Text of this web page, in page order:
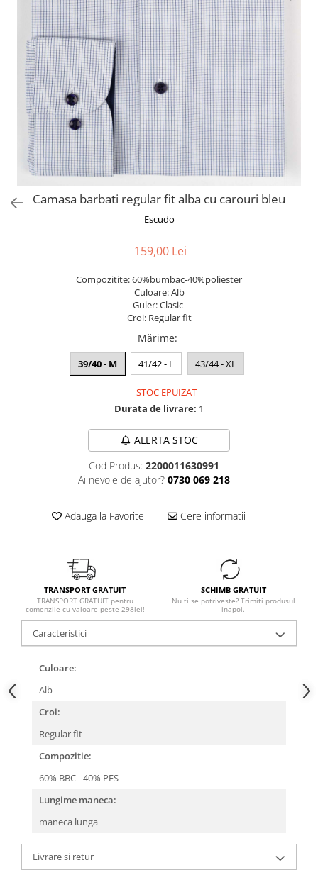
Camasa barbati regular fit alba cu carouri bleu
Escudo
159,00 Lei
Compozitite: 60%bumbac-40%poliester
Culoare: Alb
Guler: Clasic
Croi: Regular fit
Mărime:
39/40 - M 41/42 - L 43/44 - XL
STOC EPUIZAT
Durata de livrare: 1
ALERTA STOC
Cod Produs: 2200011630991
Ai nevoie de ajutor? 0730 069 218
Adauga la Favorite Cere informatii
TRANSPORT GRATUIT
TRANSPORT GRATUIT pentru
comenzile cu valoare peste 298lei!
SCHIMB GRATUIT
Nu ti se potriveste? Trimiti produsul
inapoi.
Caracteristici
Culoare:
Alb
Croi:
Regular fit
Compozitie:
60% BBC - 40% PES
Lungime maneca:
maneca lunga
Livrare si retur